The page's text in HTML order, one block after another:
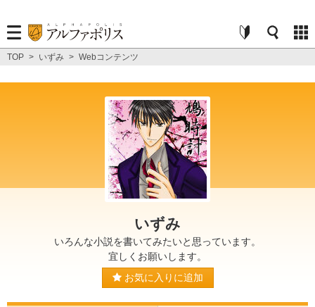
TOP > いずみ > Webコンテンツ
いずみ
いろんな小説を書いてみたいと思っています。
宜しくお願いします。
お気に入りに追加